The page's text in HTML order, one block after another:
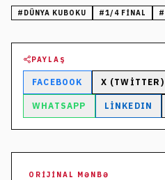
# DÜNYA KUBOKU #1/4 FINAL #
PAYLAŞ
FACEBOOK X (TWITTER)
WHATSAPP LINKEDIN
ORIJINAL MƏNBƏ